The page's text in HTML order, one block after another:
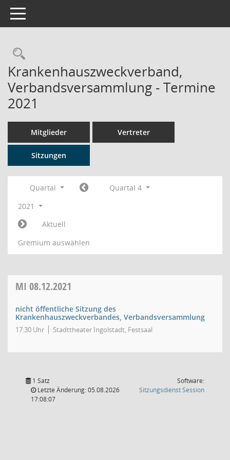
Toggle navigation
Rechercheauswahl
Krankenhauszweckverband,
Verbandsversammlung - Termine
2021
Mitglieder Vertreter
Sitzungen
Quartal
Quartal 4
2021
Aktuell
Gremium auswählen
MI 08.12.2021
nicht öffentliche Sitzung des
Krankenhauszweckverbandes, Verbandsversammlung
17:30 Uhr Stadttheater Ingolstadt, Festsaal
1 Satz
Letzte Änderung: 05.08.2026
17:08:07
Software:
SitzungsdienstSession(Wird in